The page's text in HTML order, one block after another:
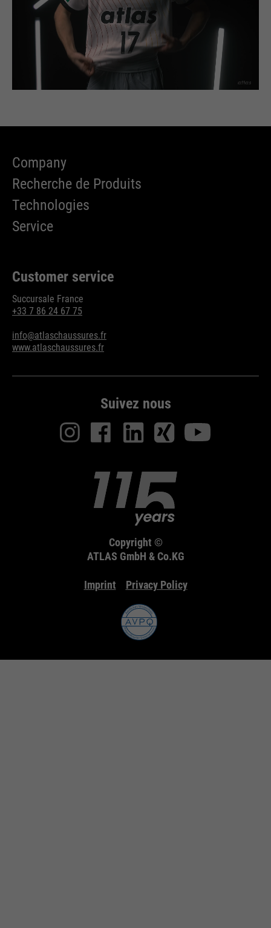
Company
Recherche de Produits
Technologies
Service
Customer service
Succursale France
+33 7 86 24 67 75
info@atlaschaussures.fr
www.atlaschaussures.fr
Suivez nous
Copyright ©
ATLAS GmbH & Co.KG
Imprint Privacy Policy